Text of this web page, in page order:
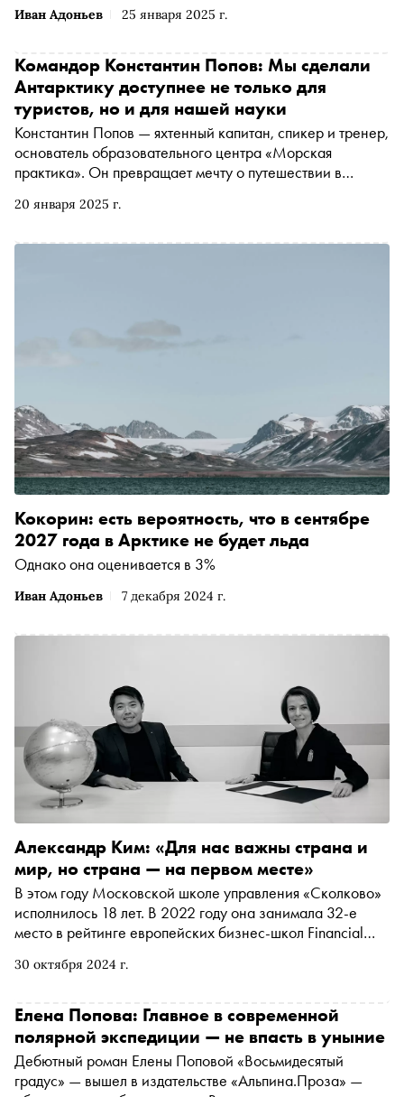
Иван Адоньев 25 января 2025 г.
20 января 2025 г.
Командор Константин Попов: Мы сделали
Антарктику доступнее не только для
туристов, но и для нашей науки
Константин Попов — яхтенный капитан, спикер и тренер,
основатель образовательного центра «Морская
практика». Он превращает мечту о путешествии в
каждый может совершить научное открытие. «Сноб»
которую 21 февраля проводит благотворительный фонд
Иван Адоньев 7 декабря 2024 г.
Кокорин: есть вероятность, что в сентябре
2027 года в Арктике не будет льда
Однако она оценивается в 3%
30 октября 2024 г.
Александр Ким: «Для нас важны страна и
мир, но страна — на первом месте»
В этом году Московской школе управления «Сколково»
исполнилось 18 лет. В 2022 году она занимала 32-е
место в рейтинге европейских бизнес-школ Financial
рейтинга» бизнес-школ России MBA.SU. Издатель
ректором Александром Кимом о миссии школы,
цифровом преподавателе и консолидации индустрии.
Это первое интервью в спецпроекте «Сноба»
«Индустрия. Бизнес-образование»
Елена Попова: Главное в современной
полярной экспедиции — не впасть в уныние
Дебютный роман Елены Поповой «Восьмидесятый
градус» — вышел в издательстве «Альпина.Проза» —